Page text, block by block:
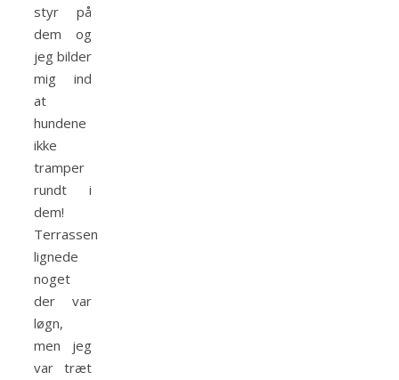
styr på
dem og
jeg bilder
mig ind
at
hundene
ikke
tramper
rundt i
dem!
Terrassen
lignede
noget
der var
løgn,
men jeg
var træt